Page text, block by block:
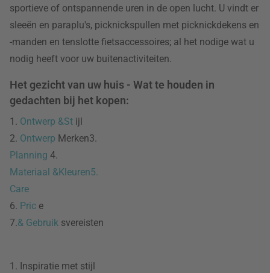
sportieve of ontspannende uren in de open lucht. U vindt er
sleeën en paraplu's, picknickspullen met picknickdekens en
-manden en tenslotte fietsaccessoires; al het nodige wat u
nodig heeft voor uw buitenactiviteiten.
Het gezicht van uw huis - Wat te houden in
gedachten bij het kopen:
1. Ontwerp &St ijl
2. Ontwerp Merken3.
Planning 4.
Materiaal &Kleuren5.
Care
6. Pric e
7.& Gebruik svereisten
1. Inspiratie met stijl